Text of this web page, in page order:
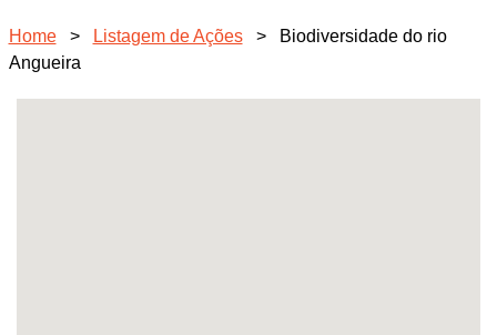
Home > Listagem de Ações >
Biodiversidade do rio
Angueira